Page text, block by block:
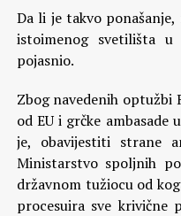
Da li je takvo
istoimenog svetilišta u
pojasnio.
Zbog navedenih optužbi
od EU i grčke ambasade
je, obavijestiti strane
Ministarstvo spoljnih
državnom tužiocu od
procesuira sve krivične